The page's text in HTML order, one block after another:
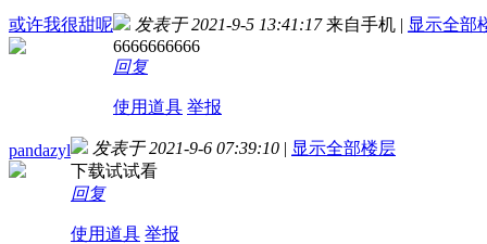
或许我很甜呢 发表于 2021-9-5 13:41:17 来自手机 | 显示全部
6666666666
回复
使用道具 举报
pandazyl 发表于 2021-9-6 07:39:10 | 显示全部楼层
下载试试看
回复
使用道具 举报